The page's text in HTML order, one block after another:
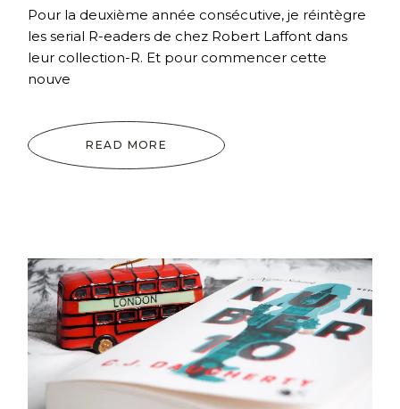
Pour la deuxième année consécutive, je réintègre
les serial R-eaders de chez Robert Laffont dans
leur collection-R. Et pour commencer cette
nouve
READ MORE